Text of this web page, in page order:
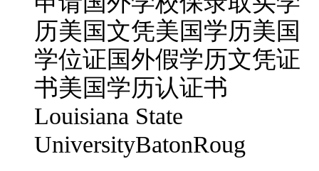
历美国文凭美国学历美国
学位证国外假学历文凭证
书美国学历认证书
Louisiana State
UniversityBatonRoug